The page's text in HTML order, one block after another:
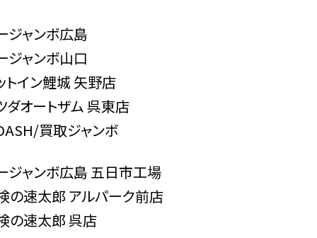
ジャンボ広島
ジャンボ山口
トイン鯉城 矢野店
ダオートザム 呉東店
買取ジャンボ
ジャンボ広島 五日市工場
の速太郎 アルパーク前店
の速太郎 呉店